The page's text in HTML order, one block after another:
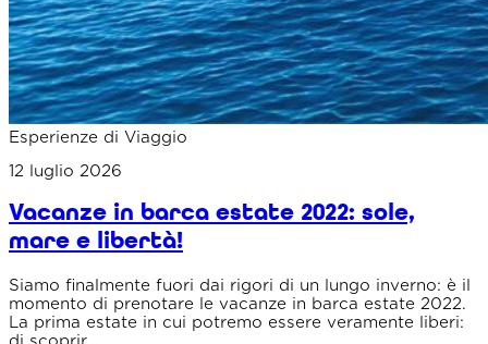
Esperienze di Viaggio
12 luglio 2026
Vacanze in barca estate 2022: sole,
mare e libertà!
Siamo finalmente fuori dai rigori di un lungo inverno: è il
momento di prenotare le vacanze in barca estate 2022.
La prima estate in cui potremo essere veramente liberi: